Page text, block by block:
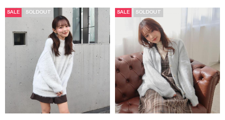
SALE SOLDOUT SALE SOLDOUT